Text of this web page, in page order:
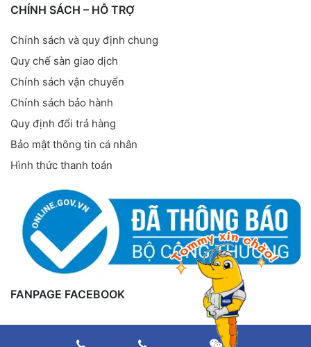
CHÍNH SÁCH – HỖ TRỢ
Chính sách và quy định chung
Quy chế sàn giao dịch
Chính sách vận chuyển
Chính sách bảo hành
Quy định đổi trả hàng
Bảo mật thông tin cá nhân
Hình thức thanh toán
FANPAGE FACEBOOK